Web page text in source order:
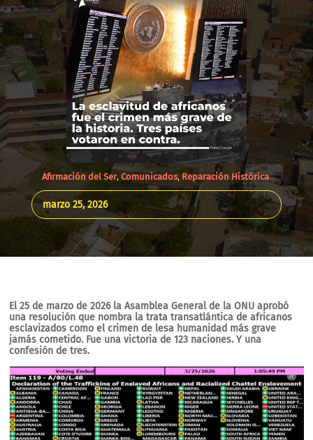
Afirmación del Ser, Comunicados,Reparación Histórica
marzo 25, 2026
El 25 de marzo de 2026 la Asamblea General de la ONU aprobó
una resolución que nombra la trata transatlántica de africanos
esclavizados como el crimen de lesa humanidad más grave
jamás cometido. Fue una victoria de 123 naciones. Y una
confesión de tres.